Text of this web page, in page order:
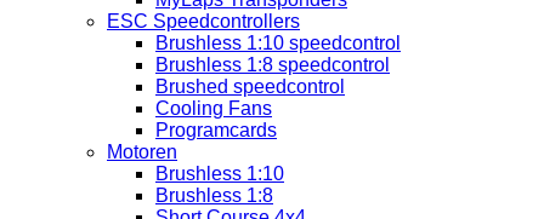
ESC Speedcontrollers
Brushless 1:10 speedcontrol
Brushless 1:8 speedcontrol
Brushed speedcontrol
Cooling Fans
Programcards
Motoren
Brushless 1:10
Brushless 1:8